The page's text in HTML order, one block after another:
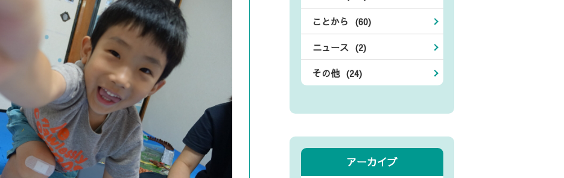
ことから (60)
ニュース (2)
その他 (24)
アーカイブ